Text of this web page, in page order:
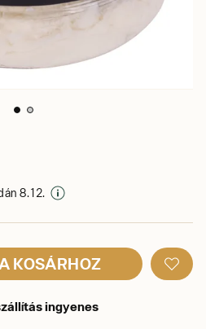
8. 12.
KOSÁRHOZ
ingyenes